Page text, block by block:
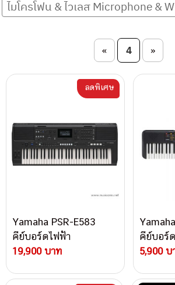
ไมโครโฟน & ไวเลส Microphone &
Post navigation
« 4 »
Yamaha PSR-E583
คีย์บอร์ดไฟฟ้า
19,900 บาท
ลดพิเศษ
คีย์บอร์
5,900 บ